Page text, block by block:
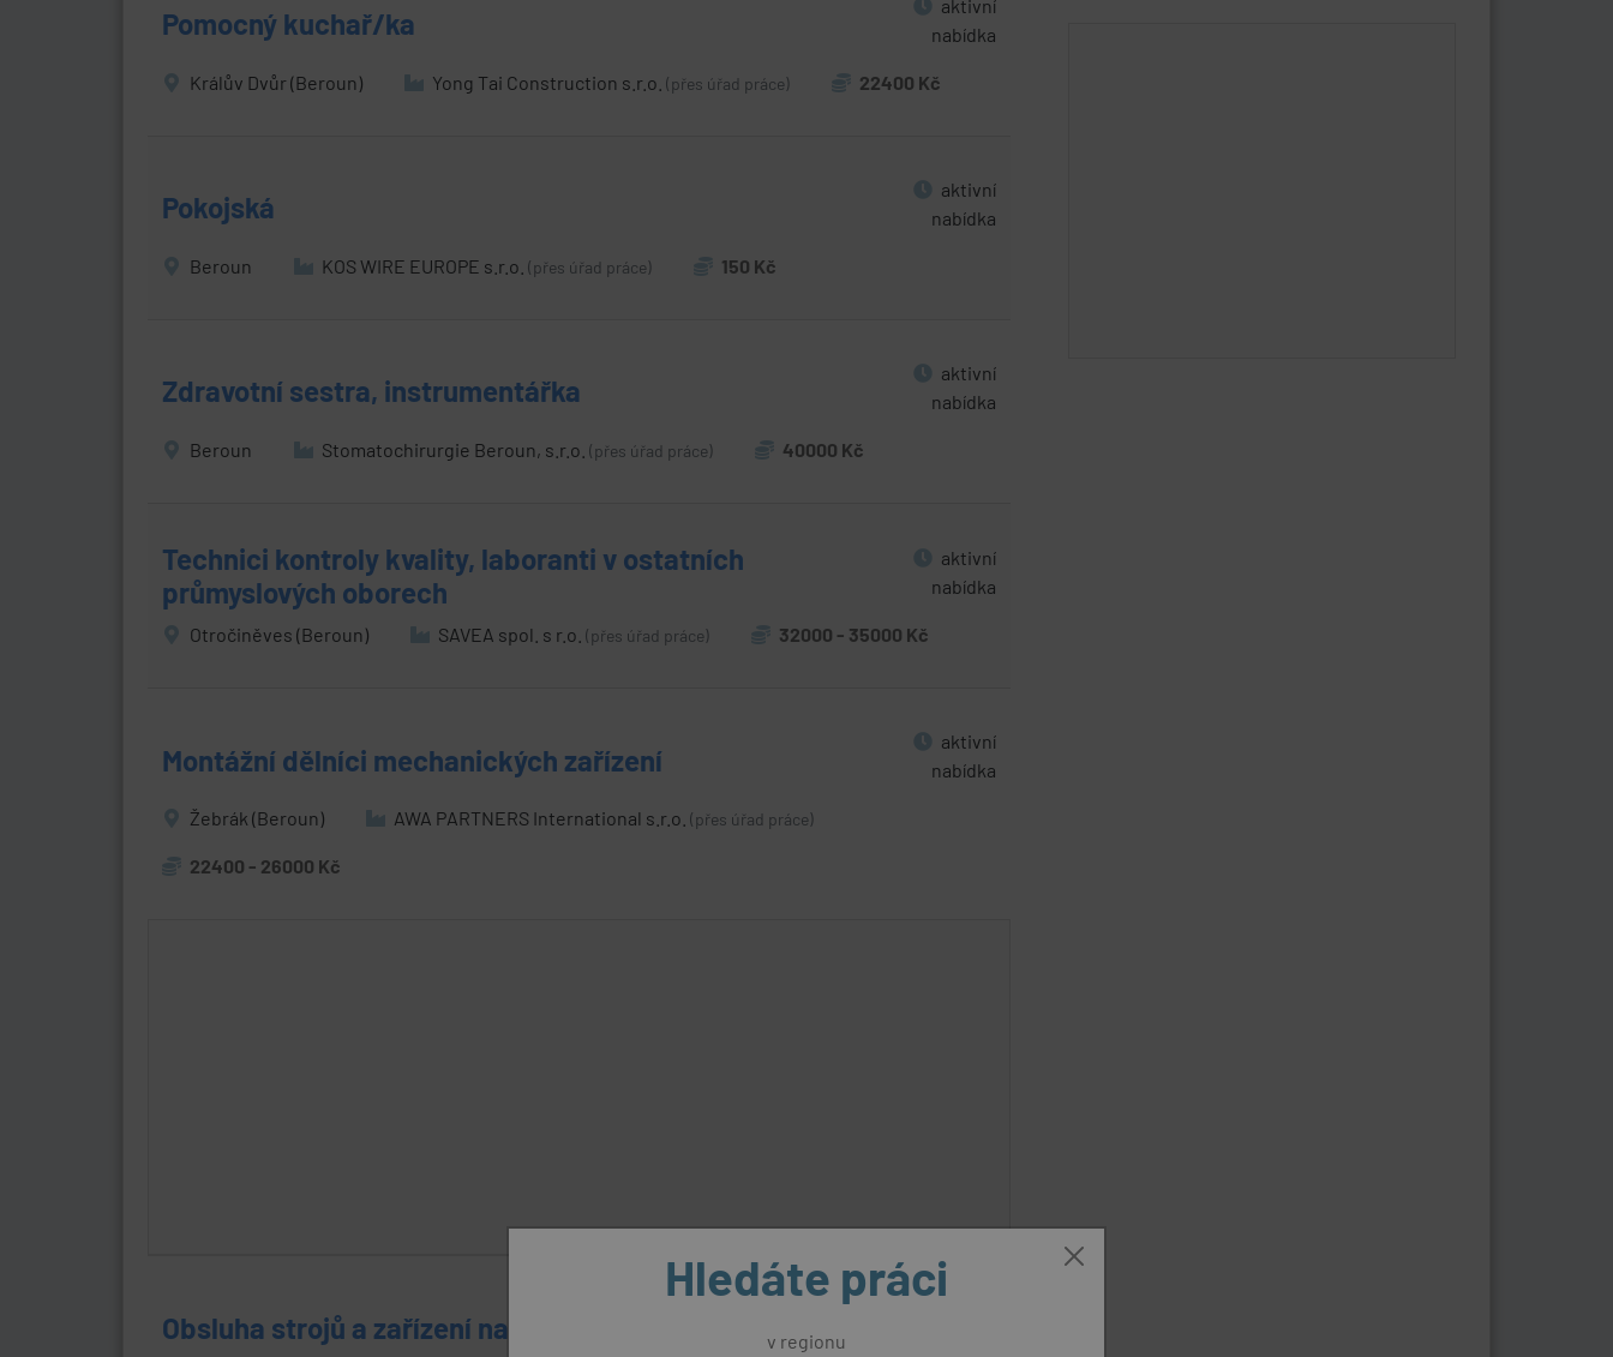
Pomocný kuchař/ka
aktivní
nabídka
Králův Dvůr (Beroun) Yong Tai Construction s.r.o. (přes úřad práce) 22400 Kč
Pokojská
aktivní
nabídka
Beroun KOS WIRE EUROPE s.r.o. (přes úřad práce) 150 Kč
Zdravotní sestra, instrumentářka
aktivní
nabídka
Beroun Stomatochirurgie Beroun, s.r.o. (přes úřad práce) 40000 Kč
Technici kontroly kvality, laboranti v ostatních
průmyslových oborech
aktivní
nabídka
Otročiněves (Beroun) SAVEA spol. s r.o. (přes úřad práce) 32000 - 35000 Kč
Montážní dělníci mechanických zařízení
aktivní
nabídka
Žebrák (Beroun) AWA PARTNERS International s.r.o. (přes úřad práce)
22400 - 26000 Kč
Obsluha strojů a zařízení na výrobu skla
Hledáte práci
v regionu